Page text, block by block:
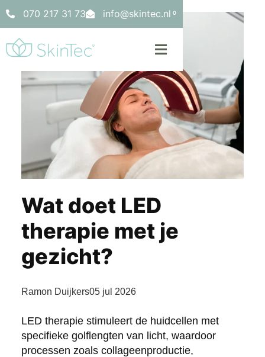
070 217 31 73 info@skintec.nl 0
Wat doet LED
therapie met je
gezicht?
Ramon Duijkers05 jul 2026
LED therapie stimuleert de huidcellen met
specifieke golflengten van licht, waardoor
processen zoals collageenproductie,